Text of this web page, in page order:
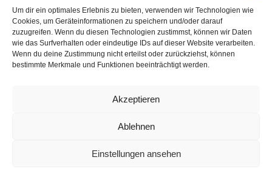
Um dir ein optimales Erlebnis zu bieten, verwenden wir Technologien wie
Cookies, um Geräteinformationen zu speichern und/oder darauf
zuzugreifen. Wenn du diesen Technologien zustimmst, können wir Daten
wie das Surfverhalten oder eindeutige IDs auf dieser Website verarbeiten.
Wenn du deine Zustimmung nicht erteilst oder zurückziehst, können
bestimmte Merkmale und Funktionen beeinträchtigt werden.
Akzeptieren
Ablehnen
Einstellungen ansehen
immer auf aktuelle Stand gehalten wird.
{gallery}Fahrenhorst/aktuelles-presse/2015/uebergabe-ELW1{/gallery}